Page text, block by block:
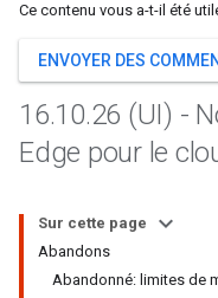
Ce contenu vous a-t-il été
ENVOYER DES
16.10.26 (UI) -
Edge pour le
Sur cette page
Abandons
Abandonné: limites de